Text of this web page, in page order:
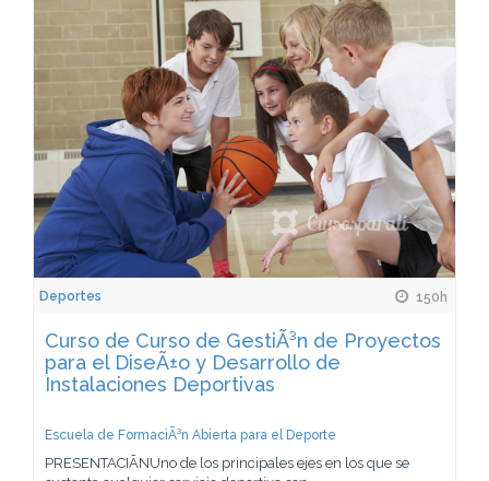
Deportes 150h
Curso de Curso de GestiÃ³n de Proyectos
para el DiseÃ±o y Desarrollo de
Instalaciones Deportivas
Escuela de FormaciÃ³n Abierta para el Deporte
PRESENTACIÃNUno de los principales ejes en los que se